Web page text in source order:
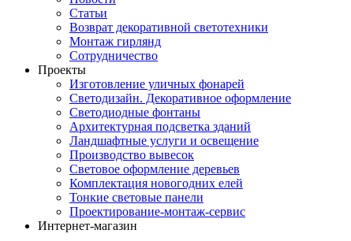
Статьи
Возврат декоративной светотехники
Монтаж гирлянд
Сотрудничество
Проекты
Изготовление уличных фонарей
Светодизайн. Декоративное оформление
Светодиодные фонтаны
Архитектурная подсветка зданий
Ландшафтные услуги и освещение
Производство вывесок
Световое оформление деревьев
Комплектация новогодних елей
Тонкие световые панели
Проектирование-монтаж-сервис
Интернет-магазин